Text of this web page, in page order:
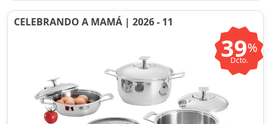
CELEBRANDO A MAMÁ | 2026 - 11
39%
Dcto.